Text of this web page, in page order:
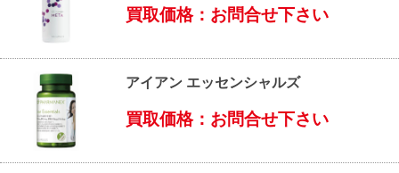
買取価格：お問合せ下さい
アイアン エッセンシャルズ
買取価格：お問合せ下さい